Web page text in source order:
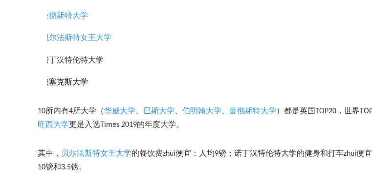
曼彻斯特大学
贝尔法斯特女王大学
诺丁汉特伦特大学
埃塞克斯大学
10所内有4所大学（华威大学、 巴斯大学 伯明翰大学 曼彻斯特大学）都是英国 TOP20，世界
旺西大学更是入选Times 2019的年度大学。
其中， 贝尔法斯特女王大学的餐饮费zhui便宜：人均9镑；诺丁汉特伦特大学的健身和打车zhui便
10镑和3.5镑。